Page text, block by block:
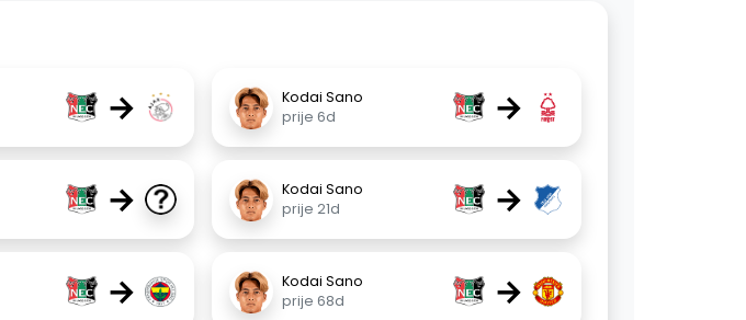
→
Kodai Sano
prije 6d
→
→
Kodai Sano
prije 21d
→
→
Kodai Sano
prije 68d
→